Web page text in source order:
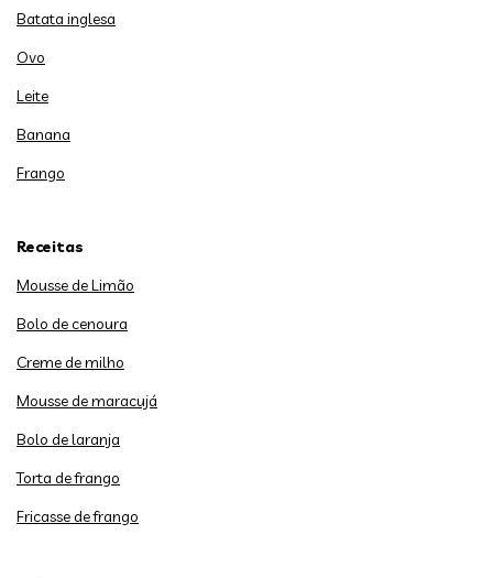
Batata inglesa
Ovo
Leite
Banana
Frango
Receitas
Mousse de Limão
Bolo de cenoura
Creme de milho
Mousse de maracujá
Bolo de laranja
Torta de frango
Fricasse de frango